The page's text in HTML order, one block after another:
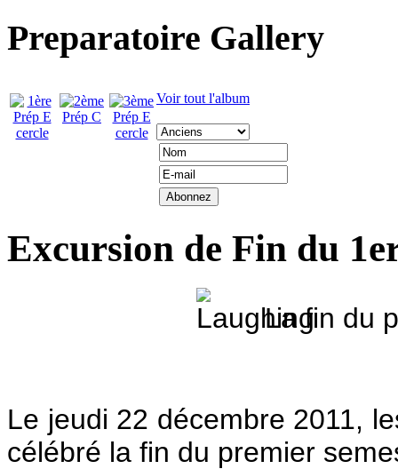
Preparatoire Gallery
Voir tout l'album
Excursion de Fin du
La fin du
Le jeudi 22 décembre 2011,
célébré la fin du premier